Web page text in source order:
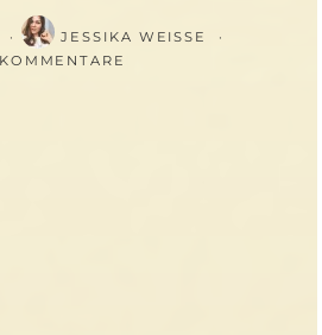
JESSIKA WEISSE